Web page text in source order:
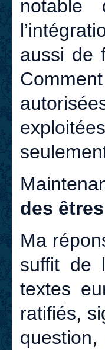
notable
aussi de
des
Ma
suffit de
textes
ratifiés,